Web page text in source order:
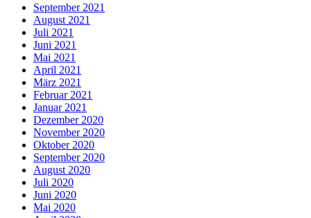
September 2021
August 2021
Juli 2021
Juni 2021
Mai 2021
April 2021
März 2021
Februar 2021
Januar 2021
Dezember 2020
November 2020
Oktober 2020
September 2020
August 2020
Juli 2020
Juni 2020
Mai 2020